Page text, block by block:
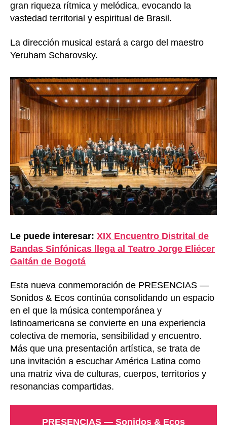
gran riqueza rítmica y melódica, evocando la
vastedad territorial y espiritual de Brasil.
La dirección musical estará a cargo del maestro
Yeruham Scharovsky.
Le puede interesar: XIX Encuentro Distrital de
Bandas Sinfónicas llega al Teatro Jorge Eliécer
Gaitán de Bogotá
Esta nueva conmemoración de PRESENCIAS —
Sonidos & Ecos continúa consolidando un espacio
en el que la música contemporánea y
latinoamericana se convierte en una experiencia
colectiva de memoria, sensibilidad y encuentro.
Más que una presentación artística, se trata de
una invitación a escuchar América Latina como
una matriz viva de culturas, cuerpos, territorios y
resonancias compartidas.
PRESENCIAS — Sonidos & Ecos